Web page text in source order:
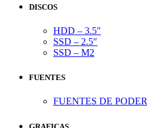
DISCOS
HDD – 3.5″
SSD – 2.5″
SSD – M2
FUENTES
FUENTES DE PODER